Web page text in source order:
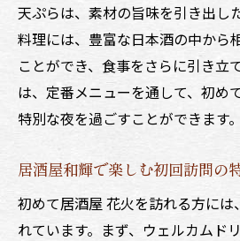
天ぷらは、素材の旨味を引き出し
料理には、豊富な日本酒の中から
ことができ、食事をさらに引き立
は、定番メニューを通して、初め
特別な夜を過ごすことができます。
居酒屋和輝で楽しむ初回訪問の
初めて居酒屋 花火を訪れる方には
れています。まず、ウェルカムド